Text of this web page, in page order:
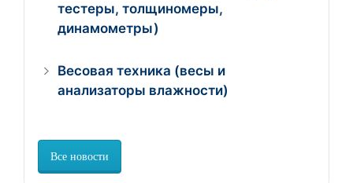
тестеры, толщиномеры,
динамометры)
Весовая техника (весы и
анализаторы влажности)
Все новости